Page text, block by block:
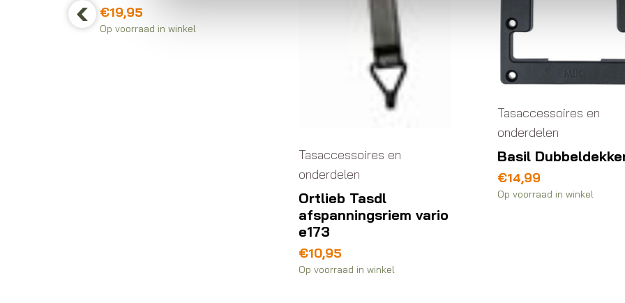
Previous
€19,95
Op voorraad in winkel
Tasaccessoires en
onderdelen
Ortlieb Tasdl
afspanningsriem vario
e173
€10,95
Op voorraad in winkel
Tasaccessoires en
onderdelen
Basil
€14,99
Op voorraad in winkel